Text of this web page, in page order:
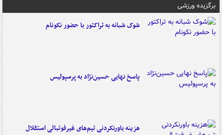
برگزیده ورزشی
شوک شبانه به تراکتور با حضور نکونام
پاسخ نهایی حسین‌نژاد به پرسپولیس
هزینه باورنکردنی تیم‌های غیرفوتبالی استقلال